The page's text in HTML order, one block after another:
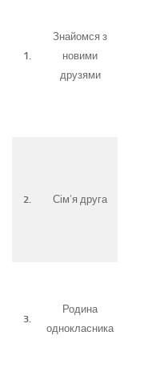
1.
Знайомся з
новими
друзями
2. Сім’я друга
3.
Родина
однокласника